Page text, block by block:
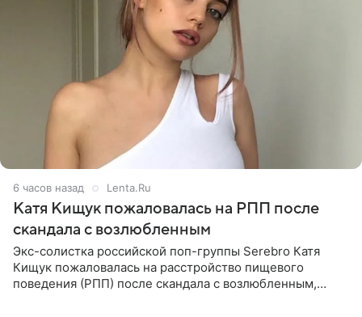
6 часов назад Lenta.Ru
Катя Кищук пожаловалась на РПП после
скандала с возлюбленным
Экс-солистка российской поп-группы Serebro Катя
Кищук пожаловалась на расстройство пищевого
поведения (РПП) после скандала с возлюбленным,